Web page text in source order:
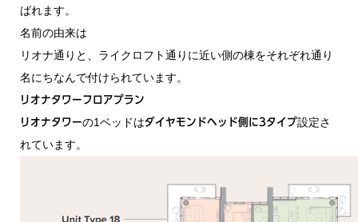
ばれます。
名前の由来は
リオナ通りと、ライクロフト通りに近い側の棟をそれぞれ通り
名にちなんで付けられています。
リオナタワーフロアプラン
リオナタワーの1ベッドはダイヤモンドヘッド側に3タイプ設定さ
れています。